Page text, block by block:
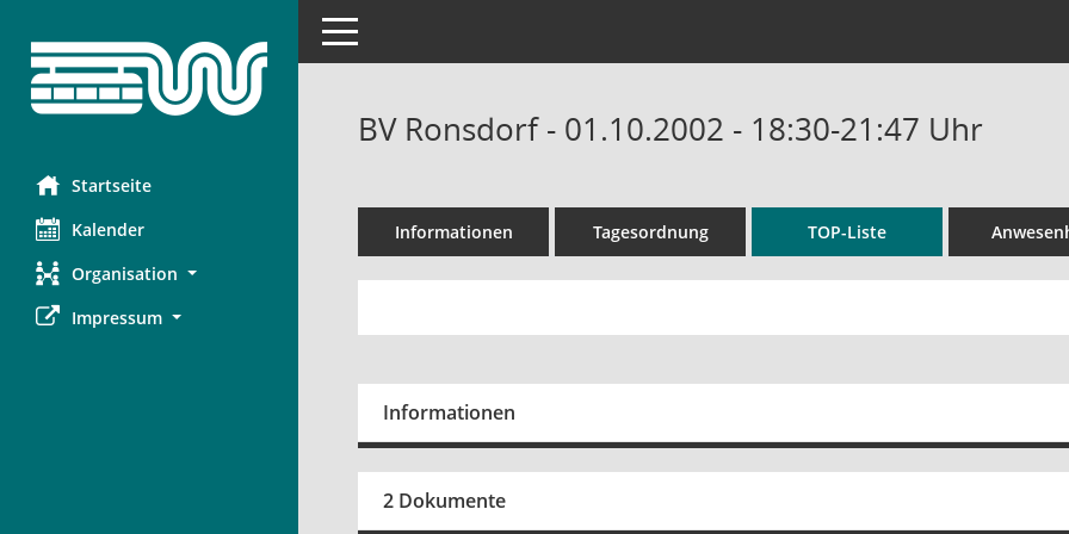
Startseite
Kalender
Organisation
Impressum
Toggle navigation
BV Ronsdorf - 01.10.2002 - 18:30-21:47 Uhr
Informationen Tagesordnung TOP-Liste
Informationen
2 Dokumente